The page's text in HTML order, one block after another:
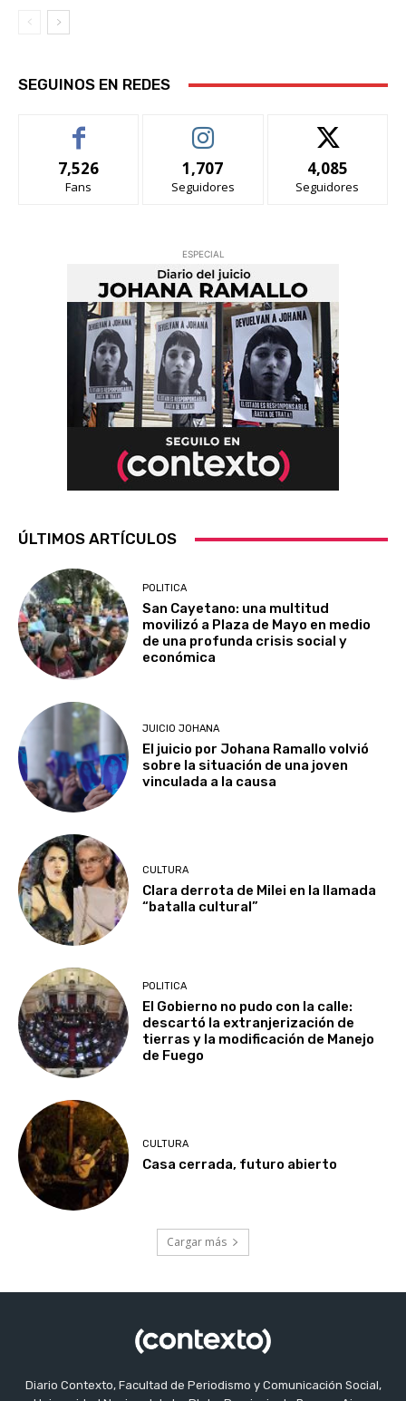
SEGUINOS EN REDES
7,526
Fans
1,707
Seguidores
4,085
Seguidores
ESPECIAL
ÚLTIMOS ARTÍCULOS
POLITICA
San Cayetano: una multitud
movilizó a Plaza de Mayo en medio
de una profunda crisis social y
económica
JUICIO JOHANA
El juicio por Johana Ramallo volvió
sobre la situación de una joven
vinculada a la causa
CULTURA
Clara derrota de Milei en la llamada
“batalla cultural”
POLITICA
El Gobierno no pudo con la calle:
descartó la extranjerización de
tierras y la modificación de Manejo
de Fuego
CULTURA
Casa cerrada, futuro abierto
Cargar más
Diario Contexto, Facultad de Periodismo y Comunicación Social,